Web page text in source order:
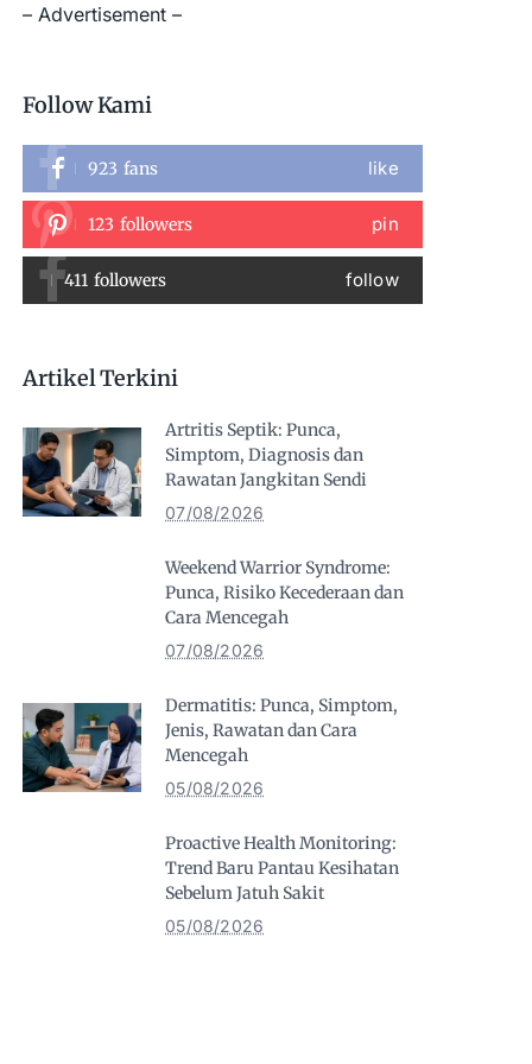
– Advertisement –
Follow Kami
923 fans like
123 followers pin
411 followers follow
Artikel Terkini
Artritis Septik: Punca,
Simptom, Diagnosis dan
Rawatan Jangkitan Sendi
07/08/2026
Weekend Warrior Syndrome:
Punca, Risiko Kecederaan dan
Cara Mencegah
07/08/2026
Dermatitis: Punca, Simptom,
Jenis, Rawatan dan Cara
Mencegah
05/08/2026
Proactive Health Monitoring:
Trend Baru Pantau Kesihatan
Sebelum Jatuh Sakit
05/08/2026